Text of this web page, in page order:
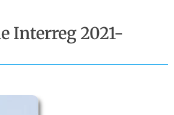
Interreg 2021-